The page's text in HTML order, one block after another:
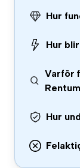
Hur
Hur
Varför
Hur